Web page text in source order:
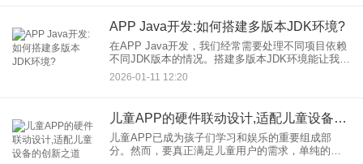
APP Java开发:如何搭建多版本JDK环境?
在APP Java开发，我们经常需要处理不同项目依赖
不同JDK版本的情况。搭建多版本JDK环境能让我们
在不同项目间灵活切换，提高开发效率。本文将详
细介绍如何在不同操作系统上搭建和管理多版本JDK
2026-01-11 12:20
儿童APP的硬件联动设计,适配儿童设备的创新之道
儿童APP已成为孩子们学习和娱乐的重要组成部
分。然而，要真正满足儿童用户的需求，单纯的软